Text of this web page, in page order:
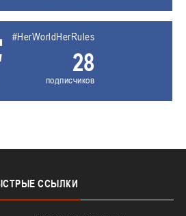
#HerWorldHerRules
28
подписчиков
ССЫЛКИ